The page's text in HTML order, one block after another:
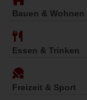
Bauen & Wohnen
Essen & Trinken
Freizeit & Sport